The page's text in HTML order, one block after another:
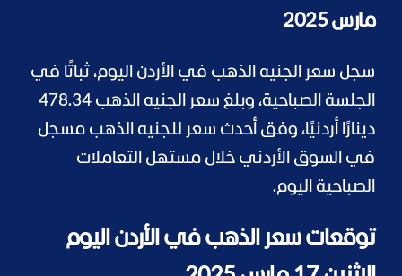
مارس 2025
سجل سعر الجنيه الذهب في الأردن اليوم، ثباتًا في
الجلسة الصباحية، وبلغ سعر الجنيه الذهب 478.34
دينارًا أردنيًا، وفق أحدث سعر للجنيه الذهب مسجل
في السوق الأردني خلال مستهل التعاملات
الصباحية اليوم.
توقعات سعر الذهب في الأردن اليوم